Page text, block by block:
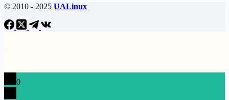
© 2010 - 2025 UALinux
0